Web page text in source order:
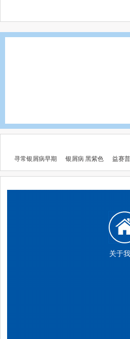
寻常银屑病早期 银屑病 黑紫色 益赛
关于